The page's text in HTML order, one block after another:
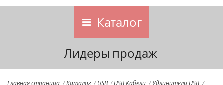
Каталог
Лидеры продаж
Главная страница /Каталог / USB / USB Кабели /Удлинители USB /